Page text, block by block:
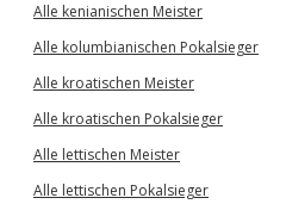
Alle kenianischen Meister
Alle kolumbianischen Pokalsieger
Alle kroatischen Meister
Alle kroatischen Pokalsieger
Alle lettischen Meister
Alle lettischen Pokalsieger